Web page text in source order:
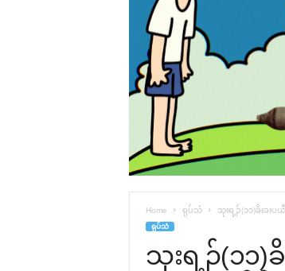
Home ရုပ်သံ သုးရ့ၣ်(၁၁)ခိးခး
ရုပ်သံ
သုးရ့ၣ်(၁၁)